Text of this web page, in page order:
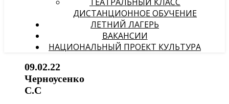
ДИСТАНЦИОННОЕ ОБУЧЕНИЕ
ЛЕТНИЙ ЛАГЕРЬ
ВАКАНСИИ
НАЦИОНАЛЬНЫЙ ПРОЕКТ КУЛЬТУРА
09.02.22
Черноусенко
С.С